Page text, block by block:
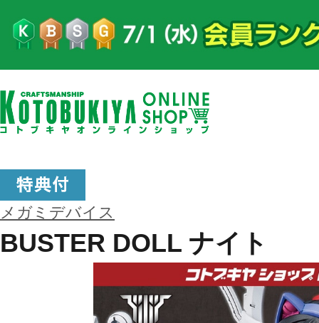
メガミデバイス
BUSTER DOLL ナイト